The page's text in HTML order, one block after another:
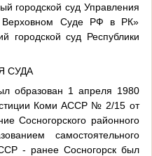
городской суд Управления
Верховном Суде РФ в РК»
городской суд Республики
СУДА
образован 1 апреля 1980
Коми АССР № 2/15 от
Сосногорского районного
самостоятельного
- ранее Сосногорск был